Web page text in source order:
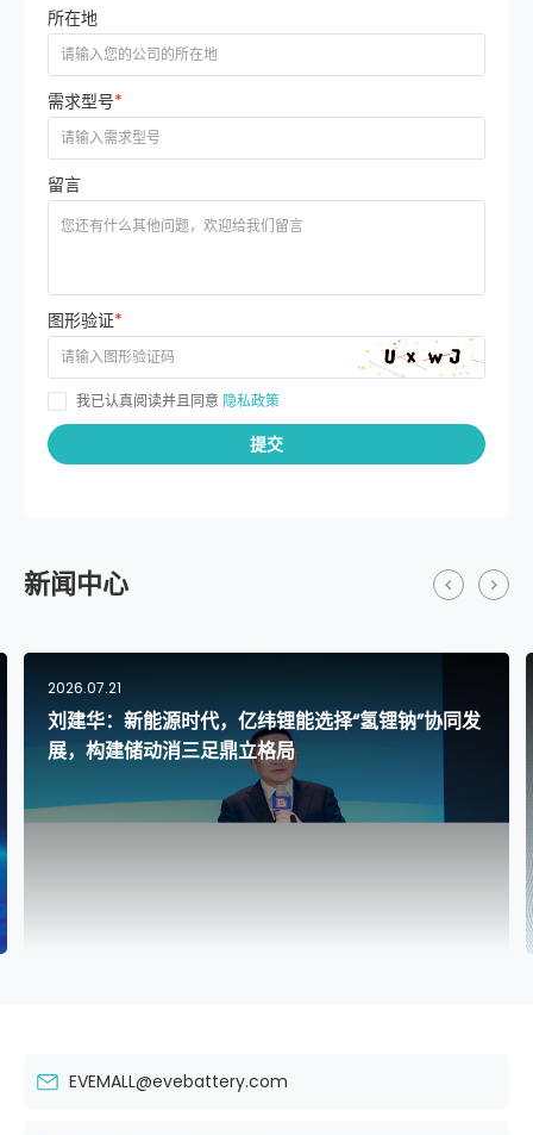
所在地
需求型号*
留言
图形验证*
我已认真阅读并且同意 隐私政策
提交
新闻中心
同发
2026.07.16
亿纬锂能携手倍思、酷态科、绿联、品胜，共建
标移动电源新生态
EVEMALL@evebattery.com